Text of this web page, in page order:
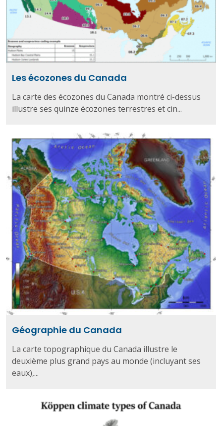
Les écozones du Canada
La carte des écozones du Canada montré ci-dessus
illustre ses quinze écozones terrestres et cin...
Géographie du Canada
La carte topographique du Canada illustre le
deuxième plus grand pays au monde (incluyant ses
eaux),...